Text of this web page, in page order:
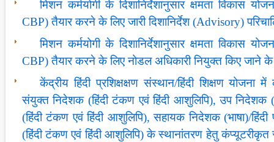
मिशन कर्मयोगी के दिशानिर्देशानुसार क्षमता विकास
CBP) तैयार करने के लिए जारी दिशानिर्देश (Advisory)
मिशन कर्मयोगी के दिशानिर्देशानुसार क्षमता विकास
CBP) तैयार करने के लिए नोडल अधिकारी नियुक्‍त किए जाने
केंद्रीय हिंदी प्रशिक्षक्षण संस्‍थान/हिंदी शिक्षण योजना
संयुक्‍त निदेशक (हिंदी टंकण एवं हिंदी आशुलिपि), उप निदेशक
(हिंदी टंकण एवं हिंदी आशुलिपि), सहायक निदेशक (भाषा)/
(हिंदी टंकण एवं हिंदी आशुलिपि) के स्‍थानांतरण हेतु